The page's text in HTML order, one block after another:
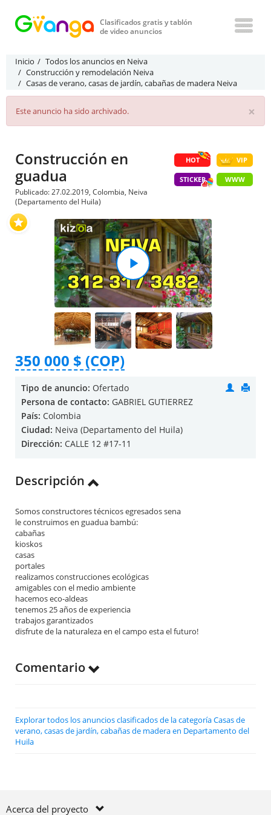
Clasificados gratis y tablón
de video anuncios
Inicio
Todos los anuncios en Neiva
Construcción y remodelación Neiva
Casas de verano, casas de jardín, cabañas de madera Neiva
×
Este anuncio ha sido archivado.
HOT VIP
STICKER WWW
Construcción en
guadua
Publicado: 27.02.2019, Colombia, Neiva
(Departamento del Huila)
350 000 $ (COP)
Tipo de anuncio: Ofertado
Persona de contacto: GABRIEL GUTIERREZ
País: Colombia
Ciudad: Neiva (Departamento del Huila)
Dirección: CALLE 12 #17-11
Descripción
Somos constructores técnicos egresados sena
le construimos en guadua bambú:
cabañas
kioskos
casas
portales
realizamos construcciones ecológicas
amigables con el medio ambiente
hacemos eco-aldeas
tenemos 25 años de experiencia
trabajos garantizados
disfrute de la naturaleza en el campo esta el futuro!
Comentario
Explorar todos los anuncios clasificados de la categoría Casas de
verano, casas de jardín, cabañas de madera en Departamento del
Huila
Acerca del proyecto